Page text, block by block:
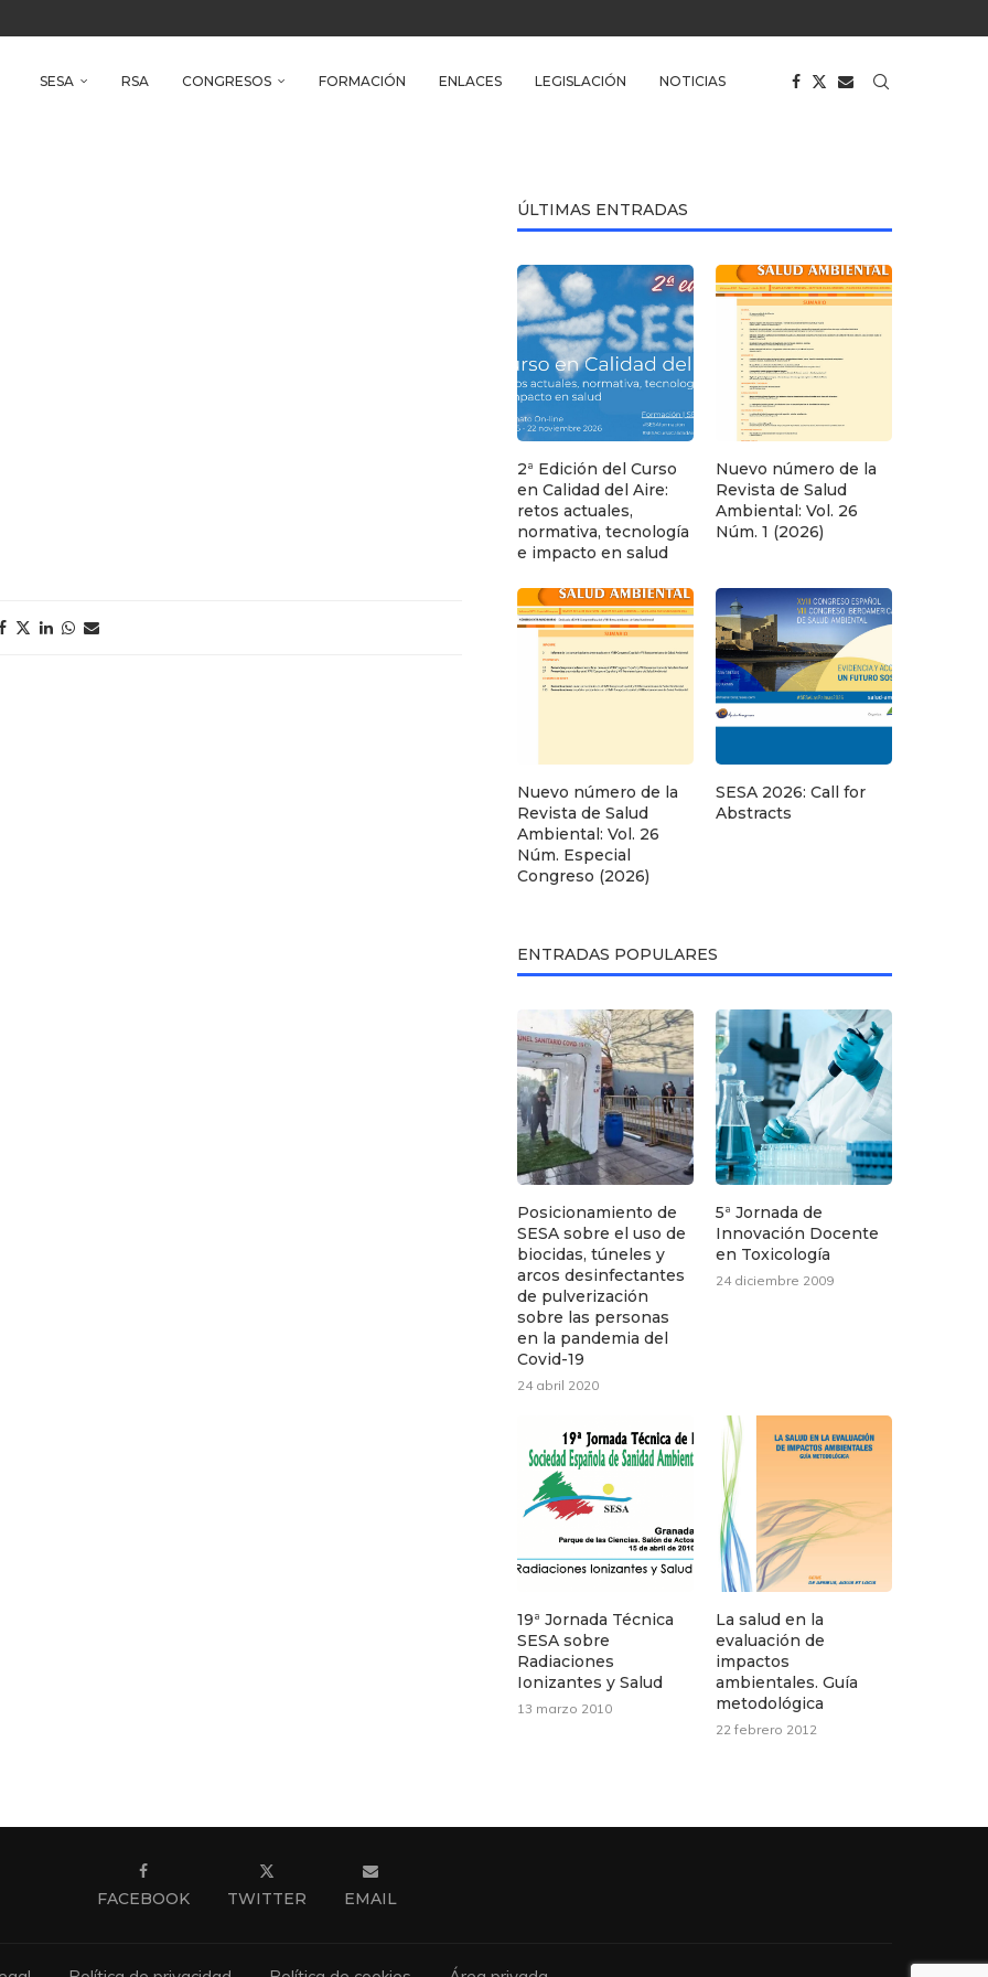
SESA
RSA CONGRESOS FORMACIÓN ENLACES LEGISLACIÓN NOTICIAS
ÚLTIMAS ENTRADAS
2ª Edición del Curso
en Calidad del Aire:
retos actuales,
normativa, tecnología
e impacto en salud
Nuevo número de la
Revista de Salud
Ambiental: Vol. 26
Núm. 1 (2026)
Nuevo número de la
Revista de Salud
Ambiental: Vol. 26
Núm. Especial
Congreso (2026)
SESA 2026: Call for
Abstracts
ENTRADAS POPULARES
Posicionamiento de
SESA sobre el uso de
biocidas, túneles y
arcos desinfectantes
de pulverización
sobre las personas
en la pandemia del
Covid-19
24 abril 2020
5ª Jornada de
Innovación Docente
en Toxicología
24 diciembre 2009
19ª Jornada Técnica
SESA sobre
Radiaciones
Ionizantes y Salud
13 marzo 2010
La salud en la
evaluación de
impactos
ambientales. Guía
metodológica
22 febrero 2012
FACEBOOK TWITTER EMAIL